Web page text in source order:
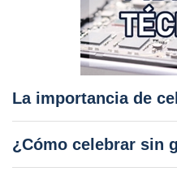
La importancia de
¿Cómo celebrar sin